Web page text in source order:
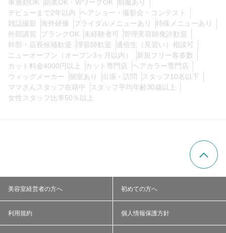
車通勤OK
副業OK・WワークOK
制服あり
デビューまで2年以内
ヘアショー・撮影会・コンテスト
雑誌撮影
海外研修 ブライダルメニューあり
特殊メニューあり
外部講習
ブランクOK 未経験者可
管理美容師免許歓迎
幹部・店長候補歓迎
理容師歓迎
通信生（見習い）相談可
ニューオープン（オープン3ヶ月以内）
新規フリー客多数
カット料金4000円以上
カット専門店
ヘアカラー専門店
ウィッグメーカー
個室あり 出張・訪問
スタッフ10名以下
ママさんスタッフ在籍中
スタッフ平均年齢30歳以上
女性スタッフ比率50％以上
美容室経営者の方へ 初めての方へ
利用規約 個人情報保護方針